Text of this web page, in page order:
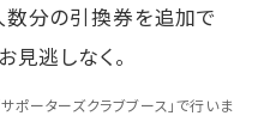
数分の引換券を追加で
見逃しなく。
ポーターズクラブブース」で行いま